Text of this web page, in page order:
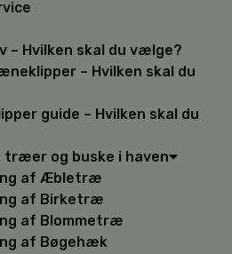
– Hvilken skal du vælge?
– Hvilken skal du
guide – Hvilken skal du
og buske i haven
af Æbletræ
af Birketræ
af Blommetræ
af Bøgehæk